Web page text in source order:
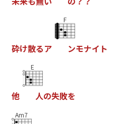
砕け散るア
F
ンモナイ ト
他
E
人の失敗を
Am7